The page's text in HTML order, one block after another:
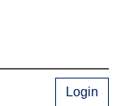
Login